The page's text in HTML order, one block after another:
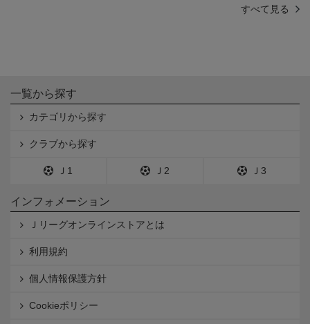
すべて見る
一覧から探す
カテゴリから探す
クラブから探す
Ｊ1 Ｊ2 Ｊ3
インフォメーション
Ｊリーグオンラインストアとは
利用規約
個人情報保護方針
Cookieポリシー